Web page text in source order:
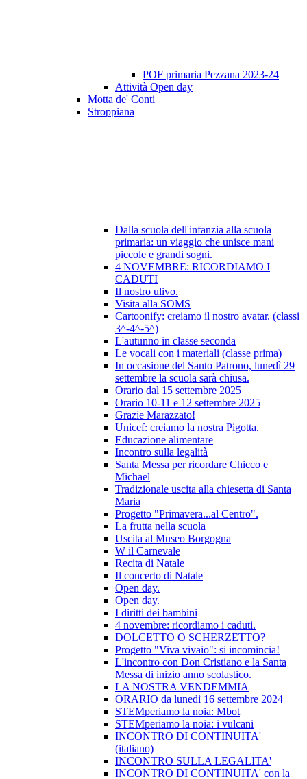
POF primaria Pezzana 2023-24
Attività Open day
Motta de' Conti
Stroppiana
Dalla scuola dell'infanzia alla scuola
primaria: un viaggio che unisce mani
piccole e grandi sogni.
4 NOVEMBRE: RICORDIAMO I
CADUTI
Il nostro ulivo.
Visita alla SOMS
Cartoonify: creiamo il nostro avatar. (classi
3^-4^-5^)
L'autunno in classe seconda
Le vocali con i materiali (classe prima)
In occasione del Santo Patrono, lunedì 29
settembre la scuola sarà chiusa.
Orario dal 15 settembre 2025
Orario 10-11 e 12 settembre 2025
Grazie Marazzato!
Unicef: creiamo la nostra Pigotta.
Educazione alimentare
Incontro sulla legalità
Santa Messa per ricordare Chicco e
Michael
Tradizionale uscita alla chiesetta di Santa
Maria
Progetto "Primavera...al Centro".
La frutta nella scuola
Uscita al Museo Borgogna
W il Carnevale
Recita di Natale
Il concerto di Natale
Open day.
Open day.
I diritti dei bambini
4 novembre: ricordiamo i caduti.
DOLCETTO O SCHERZETTO?
Progetto "Viva vivaio": si incomincia!
L'incontro con Don Cristiano e la Santa
Messa di inizio anno scolastico.
LA NOSTRA VENDEMMIA
ORARIO da lunedì 16 settembre 2024
STEMperiamo la noia: Mbot
STEMperiamo la noia: i vulcani
INCONTRO DI CONTINUITA'
(italiano)
INCONTRO SULLA LEGALITA'
INCONTRO DI CONTINUITA' con la